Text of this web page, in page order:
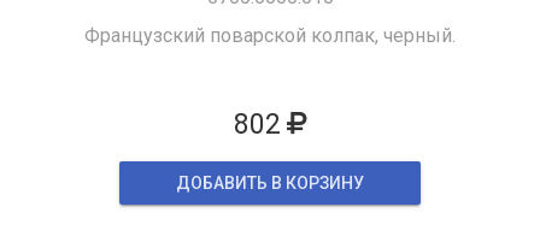
Французский поварской колпак, черный.
802
ДОБАВИТЬ В КОРЗИНУ